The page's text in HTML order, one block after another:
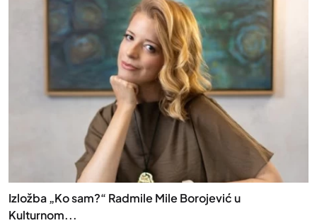
Izložba „Ko sam?“ Radmile Mile Borojević u
Kulturnom...